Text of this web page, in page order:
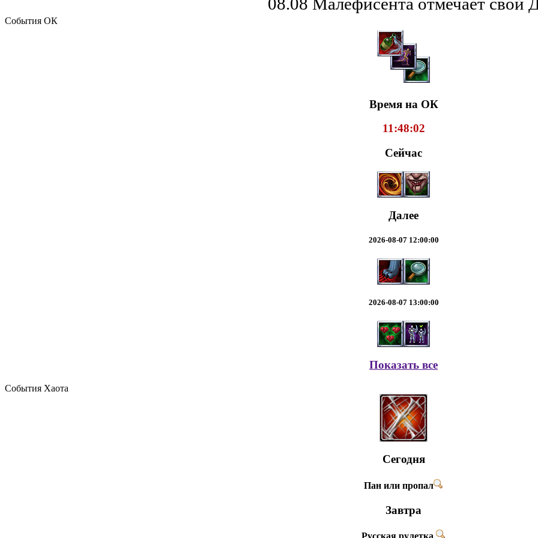
События ОК
Время на ОК
11:48:02
Сейчас
Далее
2026-08-07 12:00:00
2026-08-07 13:00:00
Показать все
События Хаота
Сегодня
Пан или пропал
Завтра